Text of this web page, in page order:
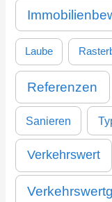
Laube
Referenzen
Sanieren
Verkehrswert